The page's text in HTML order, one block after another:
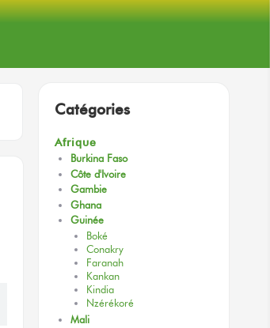
Catégories
Afrique
Burkina Faso
Côte d'Ivoire
Gambie
Ghana
Guinée
Boké
Conakry
Faranah
Kankan
Kindia
Nzérékoré
Mali